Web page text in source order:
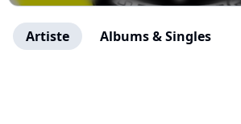
Artiste Albums & Singles